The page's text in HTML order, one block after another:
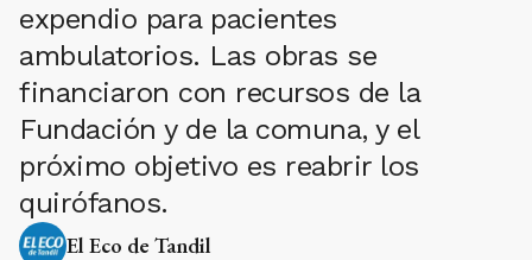
expendio para pacientes
ambulatorios. Las obras se
financiaron con recursos de la
Fundación y de la comuna, y el
próximo objetivo es reabrir los
quirófanos.
El Eco de Tandil